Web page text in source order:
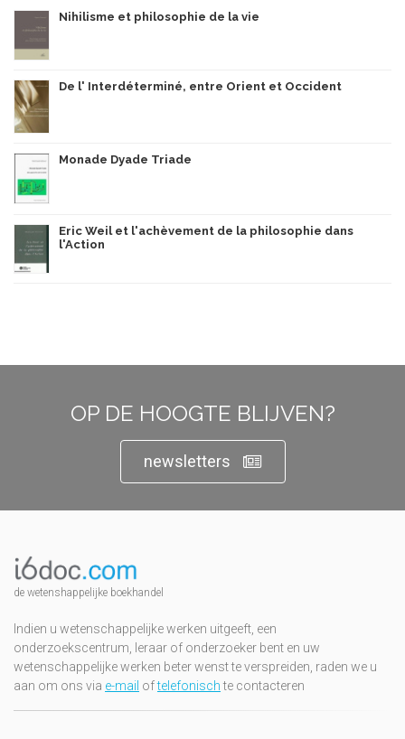
Nihilisme et philosophie de la vie
De l' Interdéterminé, entre Orient et Occident
Monade Dyade Triade
Eric Weil et l'achèvement de la philosophie dans
l'Action
OP DE HOOGTE BLIJVEN?
newsletters
de wetenshappelijke boekhandel
Indien u wetenschappelijke werken uitgeeft, een
onderzoekscentrum, leraar of onderzoeker bent en uw
wetenschappelijke werken beter wenst te verspreiden, raden we u
aan om ons via e-mail oftelefonischte contacteren